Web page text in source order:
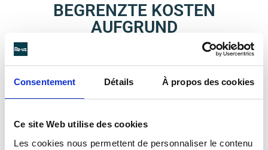
Consentement Détails À propos des cookies
Ce site Web utilise des cookies
Les cookies nous permettent de personnaliser le contenu
BEGRENZTE KOSTEN
AUFGRUND
WIEDERKEHRENDER
NUTZUNG
Wiederverwendbares Geschirr senkt mittel- und langfristig die
Kosten für die Nutzung. Obwohl Einweggeschirr in der
Verwendung erhebliche Kosten verursachen. Durch den Erwerb
Kosten erheblich gesenkt und Ressourcen geschont.